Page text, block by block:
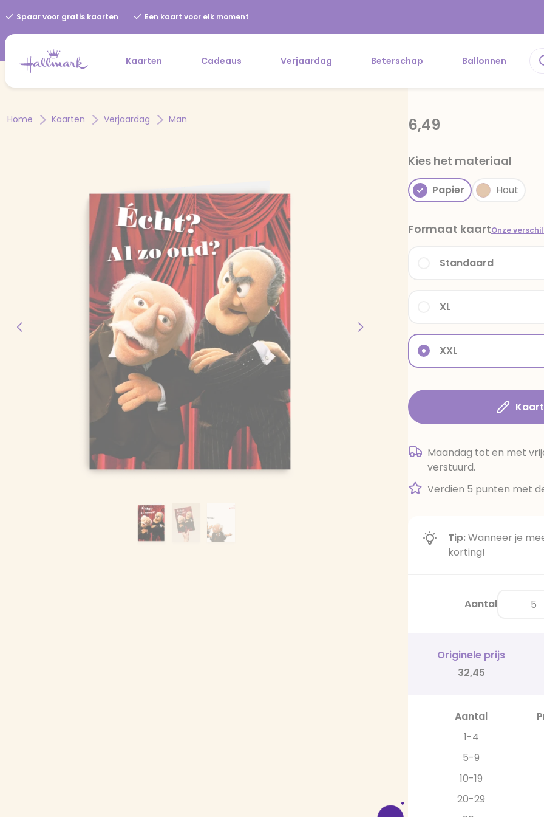
Spaar voor gratis kaarten Een kaart voor elk moment
Kaarten Cadeaus Verjaardag Beterschap Ballonnen
Home Kaarten Verjaardag Man 6,49
Kies het materiaal
Papier Hout
Formaat kaartOnze
XXL
XL
Standaard
Maandag tot en met
verstuurd.
Verdien 5 punten met
Tip:Wanneer je
korting!
Aantal
Originele prijs
32,45
Aantal
1-4
5-9
10-19
20-29